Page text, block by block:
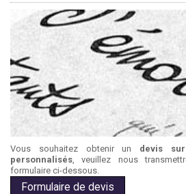
Vous souhaitez obtenir un devis
personnalisés , veuillez nous
formulaire ci-dessous.
Formulaire de devis